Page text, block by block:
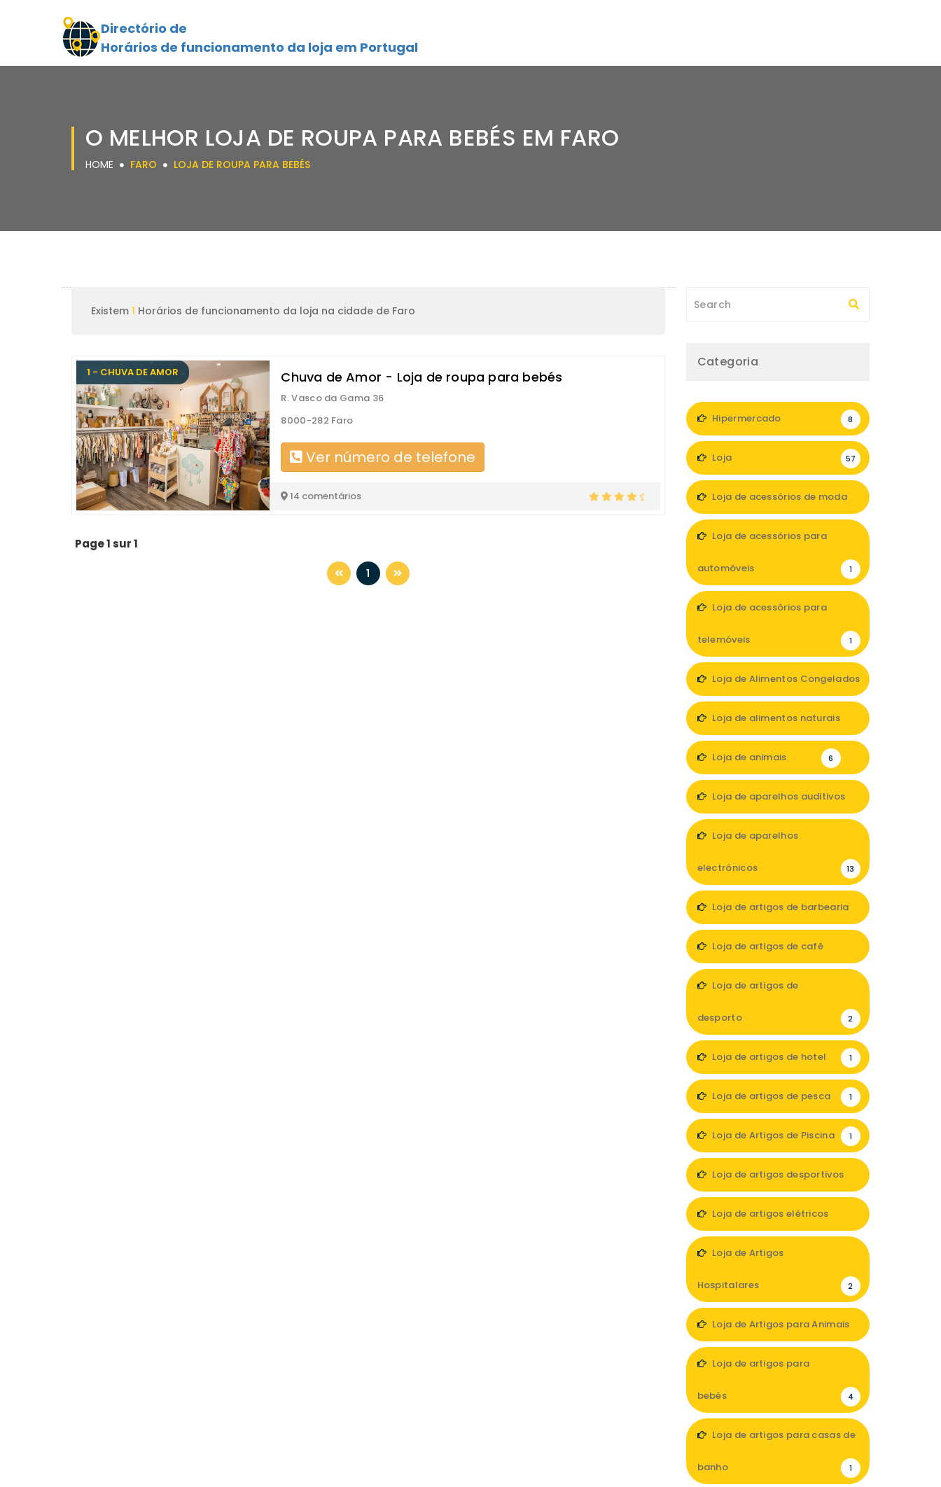
Directório de
Horários de funcionamento da loja em Portugal
O MELHOR LOJA DE ROUPA PARA BEBÉS EM FARO
HOME FARO LOJA DE ROUPA PARA BEBÉS
Existem 1 Horários de funcionamento da loja na cidade de Faro
1 - CHUVA DE AMOR Chuva de Amor - Loja de roupa para bebés
R. Vasco da Gama 36
8000-282 Faro
Ver número de telefone
14 comentários
Page 1 sur 1
1
Categoria
Hipermercado 8
Loja 57
Loja de acessórios de moda
Loja de acessórios para
automóveis 1
Loja de acessórios para
telemóveis 1
Loja de Alimentos Congelados
Loja de alimentos naturais
Loja de animais 6
Loja de aparelhos auditivos
Loja de aparelhos
electrónicos 13
Loja de artigos de barbearia
Loja de artigos de café
Loja de artigos de
desporto 2
Loja de artigos de hotel 1
Loja de artigos de pesca 1
Loja de Artigos de Piscina 1
Loja de artigos desportivos
Loja de artigos elétricos
Loja de Artigos
Hospitalares 2
Loja de Artigos para Animais
Loja de artigos para
bebés 4
Loja de artigos para casas de
banho 1